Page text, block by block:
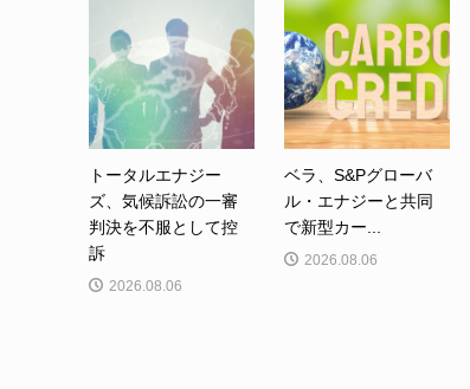
トータルエナジー
ズ、気候訴訟の一審
判決を不服として控
訴
2026.08.06
ベラ、S&Pグローバ
ル・エナジーと共同
で新型カー...
2026.08.06